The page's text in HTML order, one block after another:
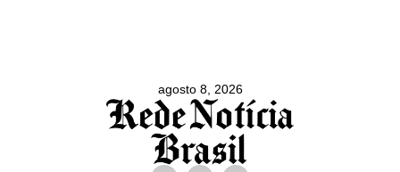
agosto 8, 2026